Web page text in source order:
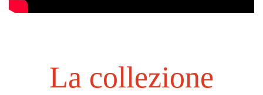
La collezione